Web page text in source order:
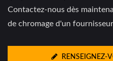
Contactez-nous dès
de chromage d'un
RENSEIGNEZ-